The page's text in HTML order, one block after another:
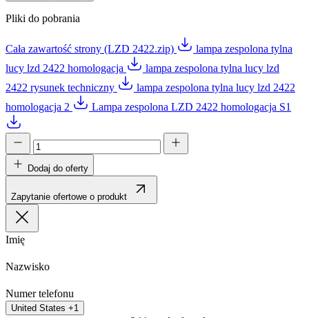
Pliki do pobrania
Cała zawartość strony (LZD 2422.zip)
lampa zespolona tylna
lucy lzd 2422 homologacja
lampa zespolona tylna lucy lzd
2422 rysunek techniczny
lampa zespolona tylna lucy lzd 2422
homologacja 2
Lampa zespolona LZD 2422 homologacja S1
Dodaj do oferty
Zapytanie ofertowe o produkt
Imię
Nazwisko
Numer telefonu
United States +1